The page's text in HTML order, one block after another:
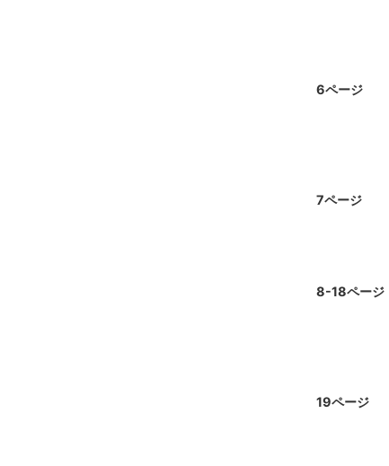
6ページ
7ページ
8-18ページ
19ページ